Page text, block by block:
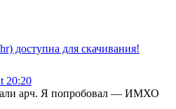
доступна для скачивания!
20:20
арч. Я попробовал — ИМХО